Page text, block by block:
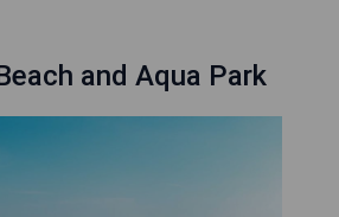
and Aqua Park